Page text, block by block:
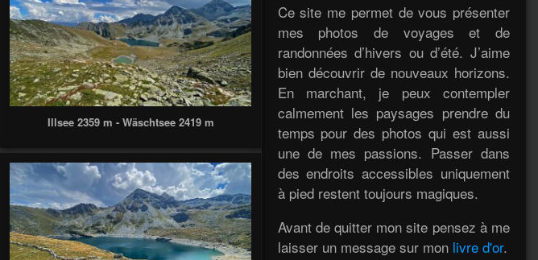
Illsee 2359 m - Wäschtsee 2419 m
Ce site me permet de vous présenter
mes photos de voyages et de
randonnées d’hivers ou d’été. J’aime
bien découvrir de nouveaux horizons.
En marchant, je peux contempler
calmement les paysages prendre du
temps pour des photos qui est aussi
une de mes passions. Passer dans
des endroits accessibles uniquement
à pied restent toujours magiques.
Avant de quitter mon site pensez à me
laisser un message sur mon livre d'or.